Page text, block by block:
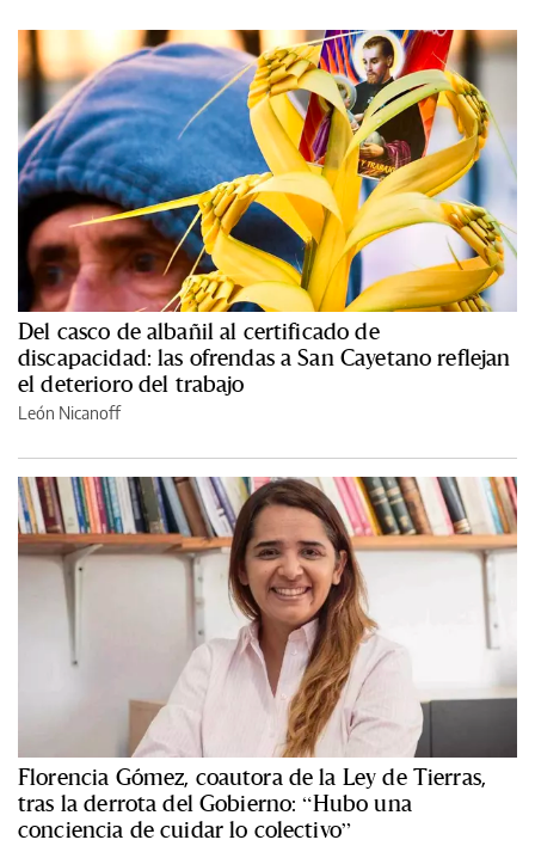
Del casco de albañil al certificado de
discapacidad: las ofrendas a San Cayetano reflejan
el deterioro del trabajo
León Nicanoff
Florencia Gómez, coautora de la Ley de Tierras,
tras la derrota del Gobierno: “Hubo una
conciencia de cuidar lo colectivo”